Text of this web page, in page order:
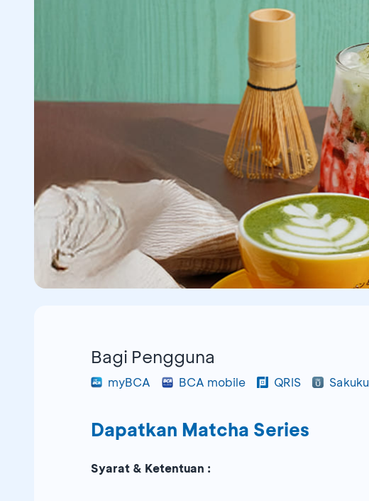
Bagi Pengguna
myBCA BCA mobile QRIS Sakuku
Dapatkan Matcha Series
Syarat & Ketentuan :